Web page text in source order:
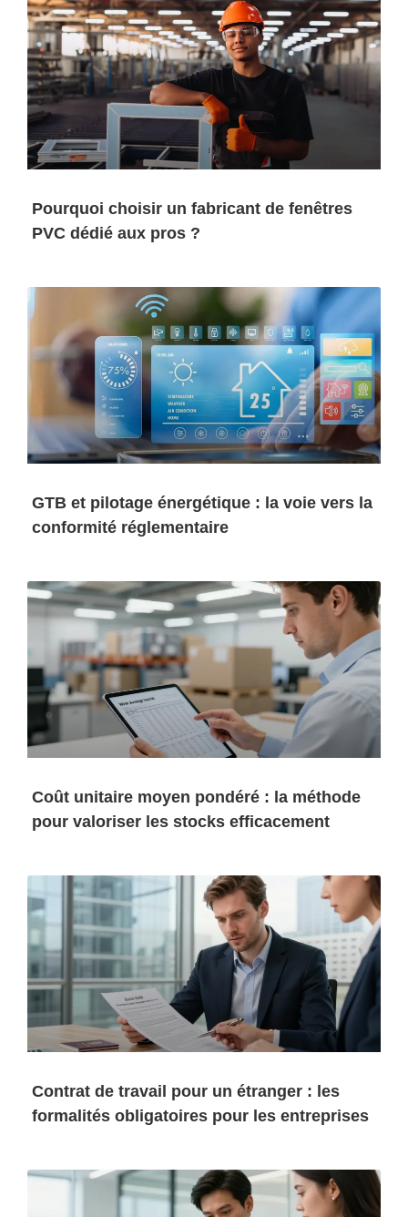
Pourquoi choisir un fabricant de fenêtres
PVC dédié aux pros ?
GTB et pilotage énergétique : la voie vers la
conformité réglementaire
Coût unitaire moyen pondéré : la méthode
pour valoriser les stocks efficacement
Contrat de travail pour un étranger : les
formalités obligatoires pour les entreprises